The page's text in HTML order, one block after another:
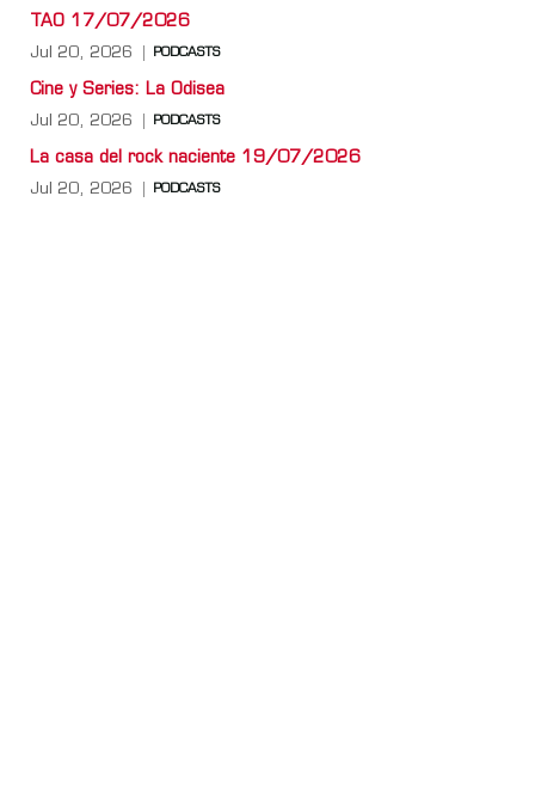
TAO 17/07/2026
Jul 20, 2026 PODCASTS
Cine y Series: La Odisea
Jul 20, 2026 PODCASTS
La casa del rock naciente 19/07/2026
Jul 20, 2026 PODCASTS